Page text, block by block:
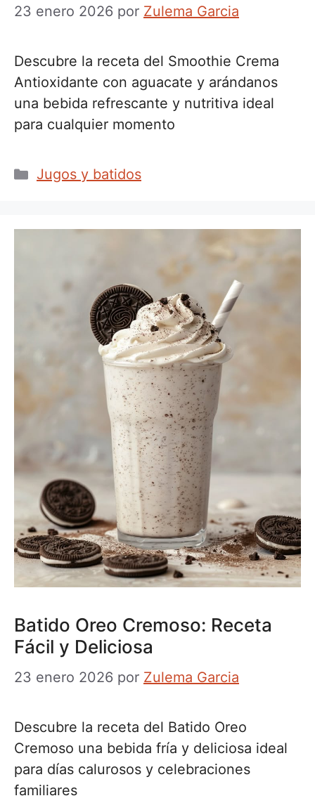
23 enero 2026 por Zulema Garcia
Descubre la receta del Smoothie Crema
Antioxidante con aguacate y arándanos
una bebida refrescante y nutritiva ideal
para cualquier momento
Categorías
Jugos y batidos
Batido Oreo Cremoso: Receta
Fácil y Deliciosa
23 enero 2026 por Zulema Garcia
Descubre la receta del Batido Oreo
Cremoso una bebida fría y deliciosa ideal
para días calurosos y celebraciones
familiares